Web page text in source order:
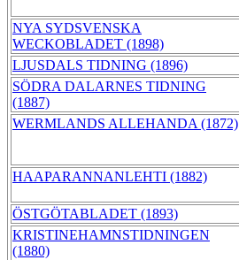
NYA SYDSVENSKA
WECKOBLADET (1898)
LJUSDALS TIDNING (1896)
SÖDRA DALARNES TIDNING
(1887)
WERMLANDS ALLEHANDA (1872)
HAAPARANNANLEHTI (1882)
ÖSTGÖTABLADET (1893)
KRISTINEHAMNSTIDNINGEN
(1880)